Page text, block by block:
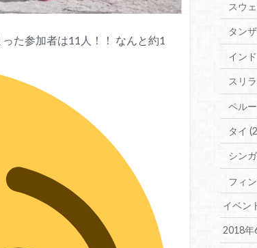
た参加者は11人！！ なんと約1
スウ
タン
インド
スリ
ペル
タイ
シン
フィ
イベン
2018年